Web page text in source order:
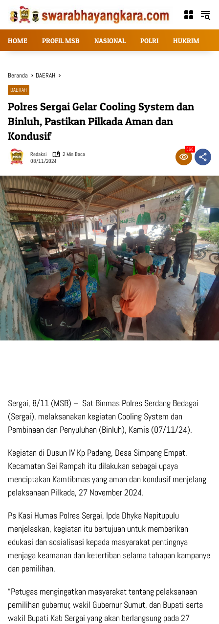
Langsung
konten
HOME PROFIL MSB NASIONAL POLRI HUKRIM
Beranda DAERAH
DAERAH
Polres Sergai Gelar Cooling System dan
Binluh, Pastikan Pilkada Aman dan
Kondusif
Redaksi
2 Min Baca
08/11/2024
366
Sergai, 8/11 (MSB) – Sat Binmas Polres Serdang Bedagai
(Sergai), melaksanakan kegiatan Cooling System dan
Pembinaan dan Penyuluhan (Binluh), Kamis (07/11/24).
Kegiatan di Dusun IV Kp Padang, Desa Simpang Empat,
Kecamatan Sei Rampah itu dilakukan sebagai upaya
menciptakan Kamtibmas yang aman dan kondusif menjelang
pelaksanaan Pilkada, 27 November 2024.
Ps Kasi Humas Polres Sergai, Ipda Dhyka Napitupulu
menjelaskan, kegiatan itu bertujuan untuk memberikan
edukasi dan sosialisasi kepada masyarakat pentingnya
menjaga keamanan dan ketertiban selama tahapan kampanye
dan pemilihan.
“Petugas mengingatkan masyarakat tentang pelaksanaan
pemilihan gubernur, wakil Gubernur Sumut, dan Bupati serta
wakil Bupati Kab Sergai yang akan berlangsung pada 27